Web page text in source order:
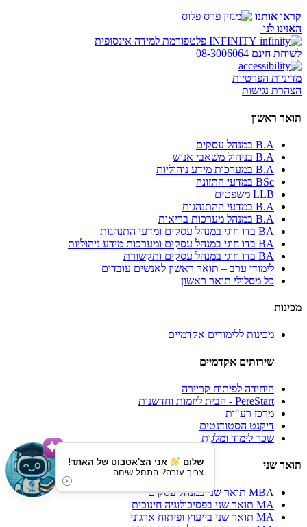
קראו אותנו
האזינו לנו
INFINITY פלטפורמת למידה אינסופית
לשיחת חינם 08-3006064
מדיניות הפרטיות
הצהרת נגישות
תואר ראשון
B.A במנהל עסקים
B.A בניהול משאבי אנוש
B.A במערכות מידע ניהוליות
BSc במדעי התזונה
LLB משפטים
B.A במדעי ההתנהגות
B.A במנהל מערכות בריאות
BA בדו חוגי במנהל עסקים ומדעי התנהגות
BA בדו חוגי במנהל עסקים ומערכות מידע ניהוליות
BA בדו חוגי במנהל עסקים ותקשורת
לימודי ערב – תואר ראשון לאנשים עובדים
כל מסלולי תואר ראשון
מכינות
מכינות ללימודים אקדמיים
שירותים אקדמיים
היחידה לפיתוח קריירה
PereStart - הבית ליזמות וחדשנות
מרכז רע"ות
דיקנט הסטודנטים
שכר לימוד ומלגות
תואר שני
MBA תואר שני במנהל עסקים
MA תואר שני בפסיכולוגיה חינוכית
MA תואר שני בייעוץ ופיתוח ארגוני
שלום
אני הצ'אטבוט של האתר!
צריך עזרה? התחל שיחה..